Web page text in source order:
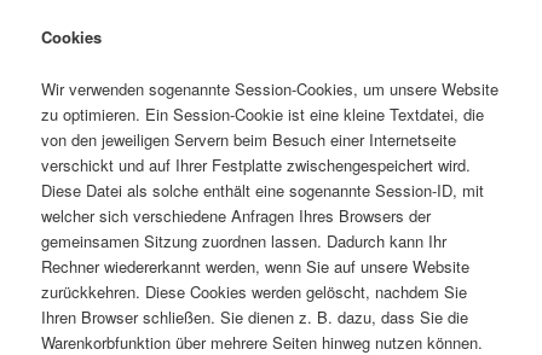
Cookies
Wir verwenden sogenannte Session-Cookies, um unsere Website
zu optimieren. Ein Session-Cookie ist eine kleine Textdatei, die
von den jeweiligen Servern beim Besuch einer Internetseite
verschickt und auf Ihrer Festplatte zwischengespeichert wird.
Diese Datei als solche enthält eine sogenannte Session-ID, mit
welcher sich verschiedene Anfragen Ihres Browsers der
gemeinsamen Sitzung zuordnen lassen. Dadurch kann Ihr
Rechner wiedererkannt werden, wenn Sie auf unsere Website
zurückkehren. Diese Cookies werden gelöscht, nachdem Sie
Ihren Browser schließen. Sie dienen z. B. dazu, dass Sie die
Warenkorbfunktion über mehrere Seiten hinweg nutzen können.